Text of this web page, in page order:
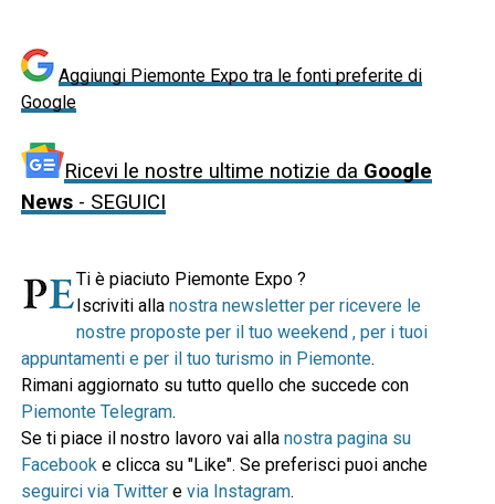
Aggiungi Piemonte Expo tra le fonti preferite di
Google
Ricevi le nostre ultime notizie da Google
News- SEGUICI
Ti è piaciuto Piemonte Expo ?
Iscriviti alla nostra newsletter per ricevere le
nostre proposte per il tuo weekend , per i tuoi
appuntamenti e per il tuo turismo in Piemonte.
Rimani aggiornato su tutto quello che succede con
Piemonte Telegram.
Se ti piace il nostro lavoro vai alla nostra pagina su
Facebooke clicca su "Like". Se preferisci puoi anche
seguirci via Twittere via Instagram.